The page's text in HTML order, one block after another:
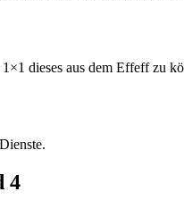
dieses aus dem Effeff zu
4